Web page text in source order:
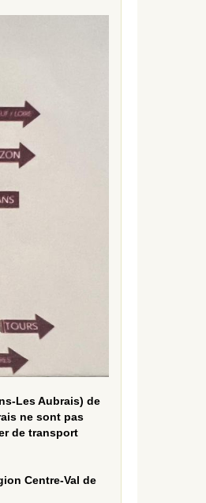
Les Aubrais) de
ne sont pas
de transport
Centre-Val de